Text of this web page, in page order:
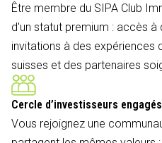
Être membre du SIPA Club
d'un statut premium : accès
invitations à des expériences
suisses et des partenaires
Cercle d’investisseurs engagés
Vous rejoignez une